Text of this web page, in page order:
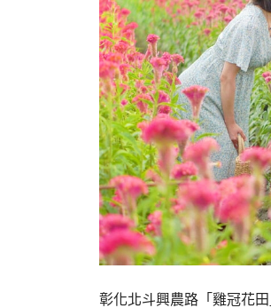
彰化北斗興農路「雞冠花